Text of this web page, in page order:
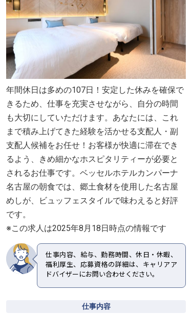
年間休日は多めの107日！安定した休みを確保で
きるため、仕事を充実させながら、自分の時間
も大切にしていただけます。あなたには、これ
まで積み上げてきた経験を活かせる支配人・副
支配人候補をお任せ！お客様が快適に滞在でき
るよう、きめ細かなホスピタリティーが必要と
されるお仕事です。ベッセルホテルカンパーナ
名古屋の朝食では、郷土食材を使用した名古屋
めしが、ビュッフェスタイルで味わえると好評
です。
※この求人は2025年8月18日時点の情報です
仕事内容、給与、勤務時間、休日・休暇、
福利厚生、応募資格の詳細は、キャリアア
ドバイザーにお問い合わせください。
仕事内容